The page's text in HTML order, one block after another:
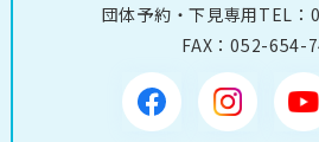
団体予約・下見専用TEL：
FAX：052-654-